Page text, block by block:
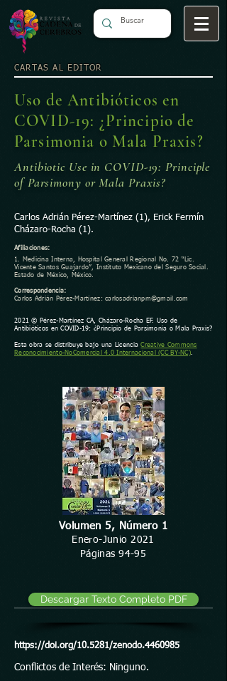
CARTAS AL EDITOR
Uso de Antibióticos en
COVID-19: ¿Principio de
Parsimonia o Mala Praxis?
Antibiotic Use in COVID-19: Principle
of Parsimony or Mala Praxis?
Carlos Adrián Pérez-Martínez (1), Erick Fermín
Cházaro-Rocha (1).
Afiliaciones:
1. Medicina Interna, Hospital General Regional No. 72 “Lic.
Vicente Santos Guajardo”, Instituto Mexicano del Seguro Social.
Estado de México, México.
Correspondencia:
Carlos Adrián Pérez-Martínez:carlosadrianpm@gmail.com
2021 © Pérez-Martínez CA, Cházaro-Rocha EF. Uso de
Antibióticos en COVID-19: ¿Principio de Parsimonia o Mala Praxis?
Esta obra se distribuye bajo una LicenciaCreative Commons
Reconocimiento-NoComercial 4.0 Internacional (CC BY-NC).
Volumen 5, Número 1
Enero-Junio 2021
Páginas 94-95
Descargar Texto Completo PDF
https://doi.org/10.5281/zenodo.4460985
Conflictos de Interés: Ninguno.